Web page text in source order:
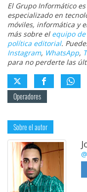
El Grupo Informático
especializado en
móviles, informática y
más sobre el equipo
política editorial.
Instagram, WhatsApp,
para no perderte las
Operadores
Sobre el autor